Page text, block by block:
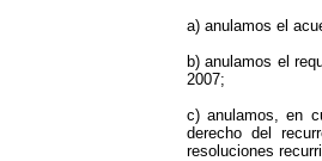
a) anulamos el
b) anulamos el
2007;
c) anulamos, en
derecho del
resoluciones